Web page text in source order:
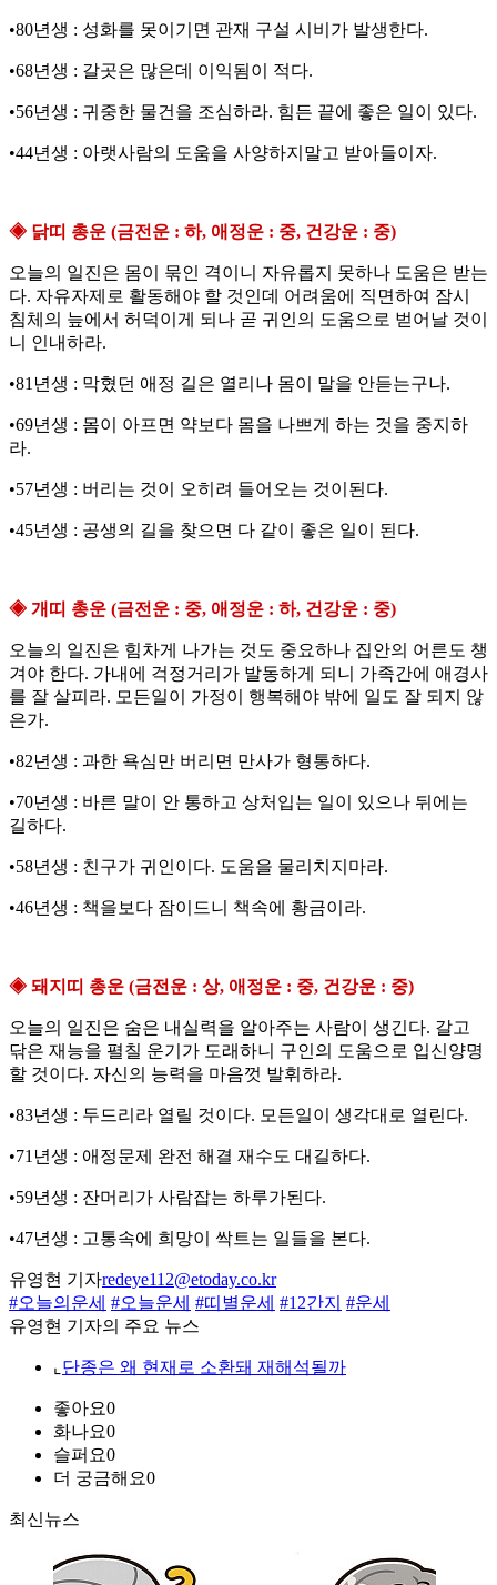
•80년생 : 성화를 못이기면 관재 구설 시비가 발생한다.
•68년생 : 갈곳은 많은데 이익됨이 적다.
•56년생 : 귀중한 물건을 조심하라. 힘든 끝에 좋은 일이 있다.
•44년생 : 아랫사람의 도움을 사양하지말고 받아들이자.
◈ 닭띠 총운 (금전운 : 하, 애정운 : 중, 건강운 : 중)
오늘의 일진은 몸이 묶인 격이니 자유롭지 못하나 도움은 받는
다. 자유자제로 활동해야 할 것인데 어려움에 직면하여 잠시
침체의 늪에서 허덕이게 되나 곧 귀인의 도움으로 벋어날 것이
니 인내하라.
•81년생 : 막혔던 애정 길은 열리나 몸이 말을 안듣는구나.
•69년생 : 몸이 아프면 약보다 몸을 나쁘게 하는 것을 중지하
라.
•57년생 : 버리는 것이 오히려 들어오는 것이된다.
•45년생 : 공생의 길을 찾으면 다 같이 좋은 일이 된다.
◈ 개띠 총운 (금전운 : 중, 애정운 : 하, 건강운 : 중)
오늘의 일진은 힘차게 나가는 것도 중요하나 집안의 어른도 챙
겨야 한다. 가내에 걱정거리가 발동하게 되니 가족간에 애경사
를 잘 살피라. 모든일이 가정이 행복해야 밖에 일도 잘 되지 않
은가.
•82년생 : 과한 욕심만 버리면 만사가 형통하다.
•70년생 : 바른 말이 안 통하고 상처입는 일이 있으나 뒤에는
길하다.
•58년생 : 친구가 귀인이다. 도움을 물리치지마라.
•46년생 : 책을보다 잠이드니 책속에 황금이라.
◈ 돼지띠 총운 (금전운 : 상, 애정운 : 중, 건강운 : 중)
오늘의 일진은 숨은 내실력을 알아주는 사람이 생긴다. 갈고
닦은 재능을 펼칠 운기가 도래하니 구인의 도움으로 입신양명
할 것이다. 자신의 능력을 마음껏 발휘하라.
•83년생 : 두드리라 열릴 것이다. 모든일이 생각대로 열린다.
•71년생 : 애정문제 완전 해결 재수도 대길하다.
•59년생 : 잔머리가 사람잡는 하루가된다.
•47년생 : 고통속에 희망이 싹트는 일들을 본다.
유영현 기자redeye112@etoday.co.kr
#오늘의운세 #오늘운세 #띠별운세 #12간지 #운세
유영현 기자의 주요 뉴스
⌞ 단종은 왜 현재로 소환돼 재해석될까
좋아요0
화나요0
슬퍼요0
더 궁금해요0
최신뉴스